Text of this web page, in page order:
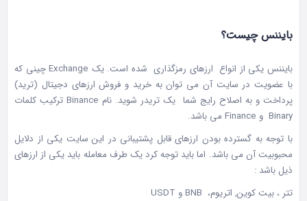
بایننس چیست؟
بایننس
یکی از انواع ارزهای رمزگذاری شده است. یک Exchange چینی که
با عضویت در سایت آن می توان به خرید و فروش ارزهای دجیتال (ترید)
پرداخت و به اصلاح رایج شما یک تریدر شوید. نام Binance ترکیب کلمات
Binary و Finance می باشد.
با توجه به گسترده بودن ارزهای قابل پشتیبانی در این سایت یکی از دلایل
محبوبیت آن می باشد. اما باید توجه کرد یک طرف معامله باید یکی از ارزهای
ذیل باشد :
تتر ، بیت کوین, اتریوم، BNB و USDT